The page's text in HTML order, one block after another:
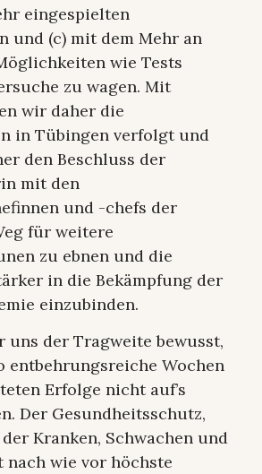
eingespielten
und (c) mit dem Mehr an
wie Tests
zu wagen. Mit
wir daher die
in Tübingen verfolgt und
den Beschluss der
mit den
und -chefs der
für weitere
zu ebnen und die
in die Bekämpfung der
einzubinden.
uns der Tragweite bewusst,
entbehrungsreiche Wochen
Erfolge nicht auf’s
Der Gesundheitsschutz,
Kranken, Schwachen und
nach wie vor höchste